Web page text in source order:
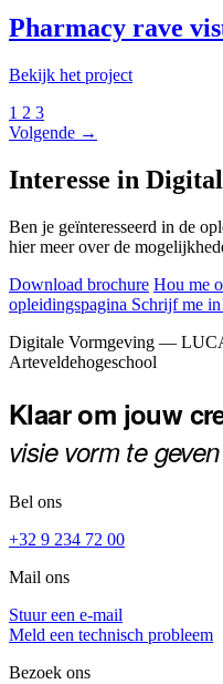
Pharmacy rave
Bekijk het project
1 2 3
Volgende →
Interesse in
Ben je geïnteresseerd in de
hier meer over de
Download brochure Hou me
opleidingspagina Schrijf me
Footer
Digitale Vormgeving —
Arteveldehogeschool
Klaar om jouw
visie vorm te
Bel ons
+32 9 234 72 00
Mail ons
Stuur een e-mail
Meld een technisch probleem
Bezoek ons